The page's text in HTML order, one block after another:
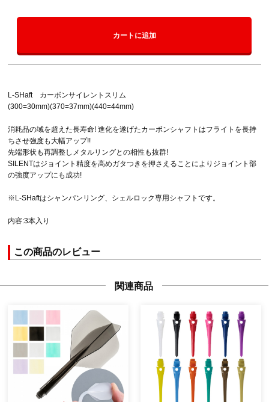
カートに追加
L-SHaft カーボンサイレントスリム
(300=30mm)(370=37mm)(440=44mm)
消耗品の域を超えた長寿命! 進化を遂げたカーボンシャフトはフライトを長持
ちさせ強度も大幅アップ!!
先端形状も再調整しメタルリングとの相性も抜群!
SILENTはジョイント精度を高めガタつきを押さえることによりジョイント部
の強度アップにも成功!
※L-SHaftはシャンパンリング、シェルロック専用シャフトです。
内容:3本入り
この商品のレビュー
関連商品